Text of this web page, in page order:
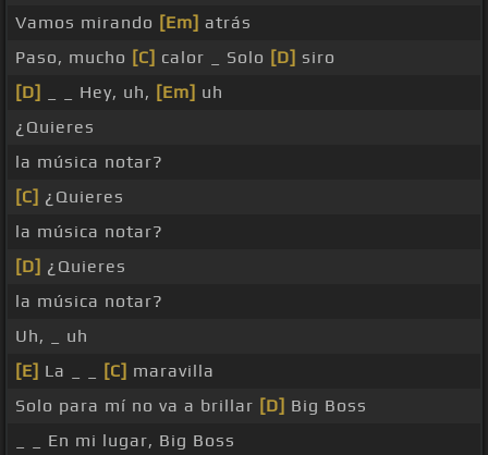
Vamos mirando [Em] atrás
Paso, mucho [C] calor _ Solo [D] siro
[D]
_ _ Hey, uh, [Em] uh
¿Quieres
la música notar?
[C] ¿Quieres
la música notar?
[D] ¿Quieres
la música notar?
Uh, _ uh
[E] La _ _ [C] maravilla
Solo para mí no va a brillar [D] Big Boss
_ _ En mi lugar, Big Boss